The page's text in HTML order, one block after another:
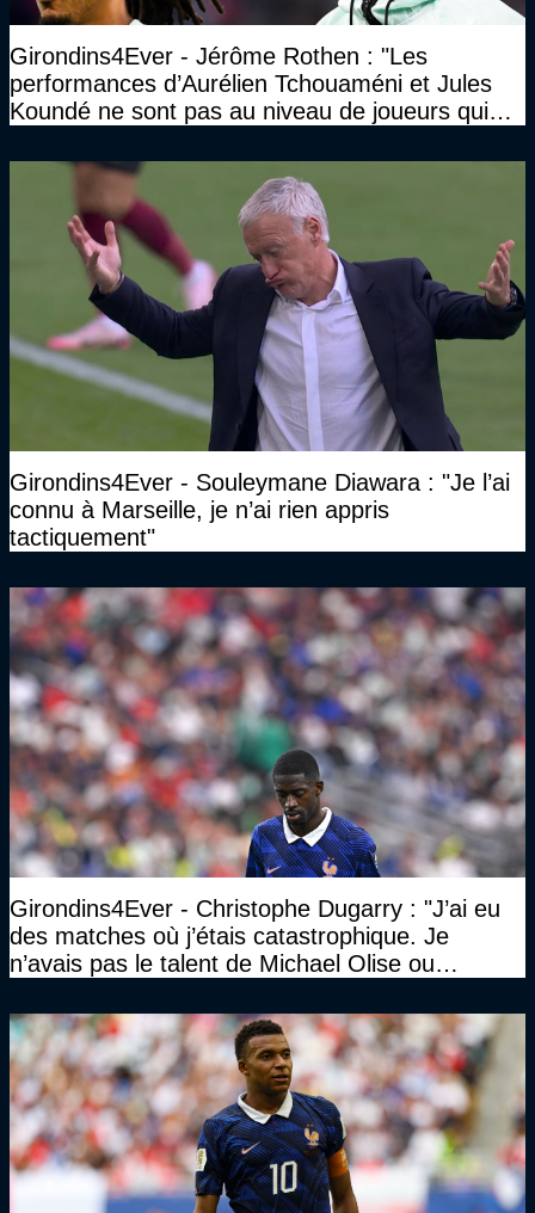
Girondins4Ever - Jérôme Rothen : "Les
performances d’Aurélien Tchouaméni et Jules
Koundé ne sont pas au niveau de joueurs qui
Girondins4Ever - Souleymane Diawara : "Je l’ai
connu à Marseille, je n’ai rien appris
tactiquement"
Girondins4Ever - Christophe Dugarry : "J’ai eu
des matches où j’étais catastrophique. Je
n’avais pas le talent de Michael Olise ou
quelque chose d’assez incroyable"